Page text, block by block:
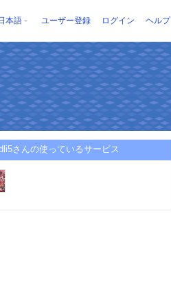
本語 ユーザー登録 ログイン ヘルプ
さんの使っているサービス